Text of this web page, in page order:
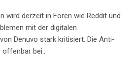
wird derzeit in Foren wie Reddit und
mit der digitalen
Denuvo stark kritisiert. Die Anti-
offenbar bei…